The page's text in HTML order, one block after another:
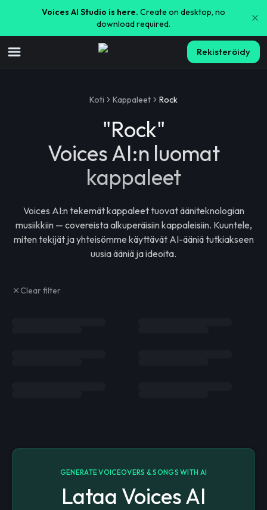
Voices AI Studio is here. Create on desktop, no
download required.
Rekisteröidy
Koti Kappaleet Rock
"Rock"
Voices AI:n luomat
kappaleet
Voices AI:n tekemät kappaleet tuovat ääniteknologian
musiikkiin — covereista alkuperäisiin kappaleisiin. Kuuntele,
miten tekijät ja yhteisömme käyttävät AI-ääniä tutkiakseen
uusia ääniä ja ideoita.
Clear filter
GENERATE VOICEOVERS & SONGS WITH AI
Lataa Voices AI